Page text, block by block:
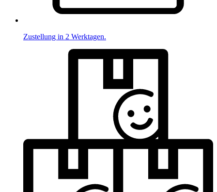
Zustellung in 2 Werktagen.